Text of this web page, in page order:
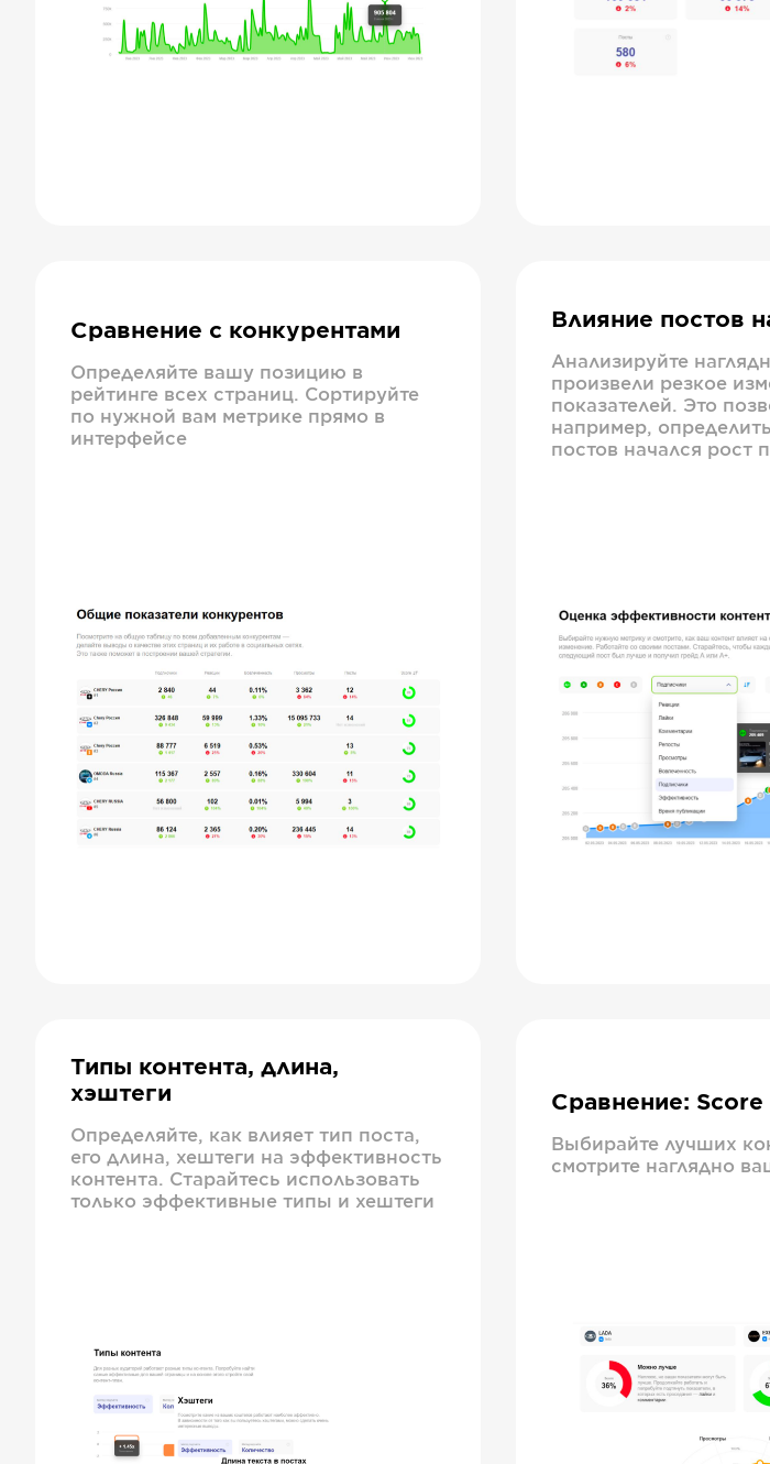
Сравнение с конкурентами
Определяйте вашу позицию в
рейтинге всех страниц. Сортируйте
по нужной вам метрике прямо в
интерфейсе
Влияние постов
Анализируйте
произвели резкое
показателей. Это
например,
постов начался рост
Типы контента, длина,
хэштеги
Определяйте, как влияет тип поста,
его длина, хештеги на эффективность
контента. Старайтесь использовать
только эффективные типы и хештеги
Сравнение: Score
Выбирайте лучших
смотрите наглядно